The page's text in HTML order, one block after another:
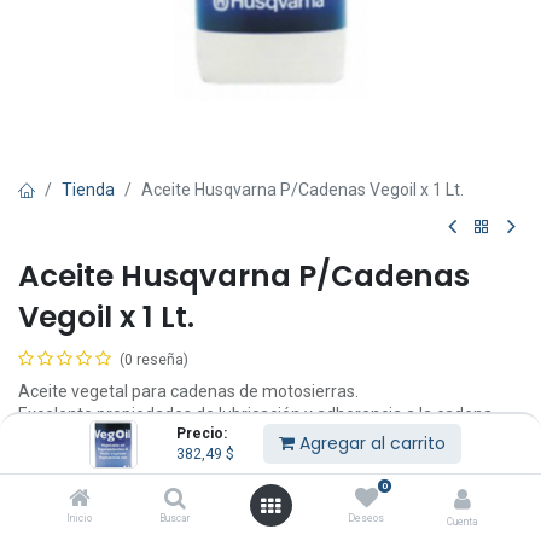
Precio:
382,49 $ Agregar al carrito
Inicio Buscar
0
Deseos Cuenta
Tienda Aceite Husqvarna P/Cadenas Vegoil x 1 Lt.
Aceite Husqvarna P/Cadenas
Vegoil x 1 Lt.
(0 reseña)
Aceite vegetal para cadenas de motosierras.
Excelente propiedades de lubricación y adherencia a la cadena.
Envase de 1 Lt.
Excelente propiedades lubricantes.
Aceite para cadena de motosierras.